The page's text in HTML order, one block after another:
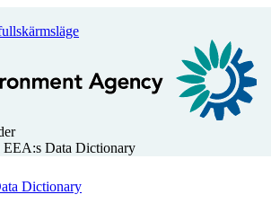
EEA:s Data Dictionary
Dictionary